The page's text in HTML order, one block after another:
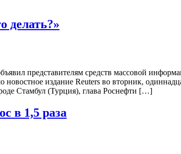
делать?»
представителям средств массовой
новостное издание Reuters во вторник,
Стамбул (Турция), глава Роснефти […]
в 1,5 раза